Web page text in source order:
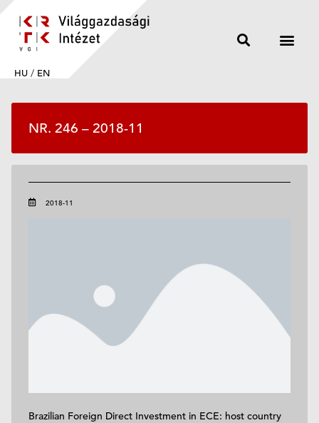
HU / EN
NR. 246 – 2018-11
2018-11
Brazilian Foreign Direct Investment in ECE: host country